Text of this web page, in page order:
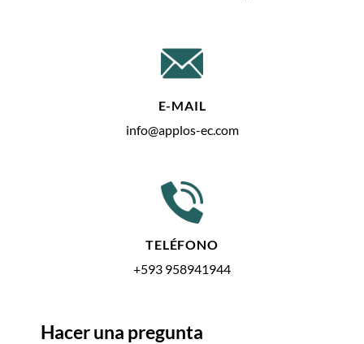
E-MAIL
info@applos-ec.com
TELÉFONO
+593 958941944
Hacer una pregunta